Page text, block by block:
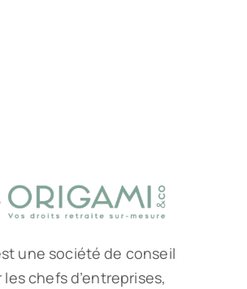
une société de conseil
chefs d’entreprises,